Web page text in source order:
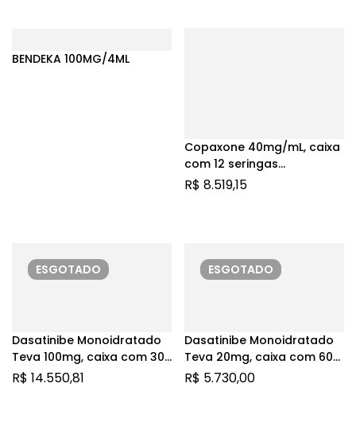
BENDEKA 100MG/4ML
Copaxone 40mg/mL, caixa
com 12 seringas
preenchidas com 1mL de
R$ 8.519,15
ESGOTADO
Dasatinibe Monoidratado
Teva 100mg, caixa com 30
comprimidos revestidos
R$ 14.550,81
ESGOTADO
Dasatinibe Monoidratado
Teva 20mg, caixa com 60
comprimidos revestidos
R$ 5.730,00